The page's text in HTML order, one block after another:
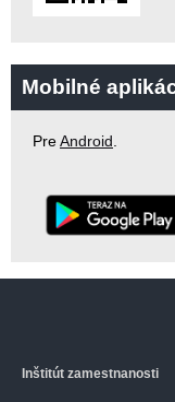
Mobilné
PreAndroid.
Inštitút zamestnanosti